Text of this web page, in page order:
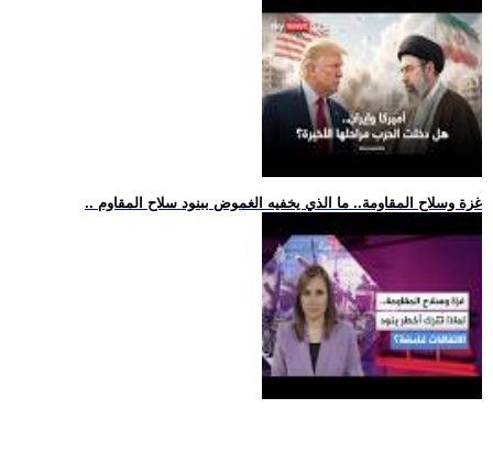
.. غزة وسلاح المقاومة.. ما الذي يخفيه الغموض ببنود سلاح المقاوم